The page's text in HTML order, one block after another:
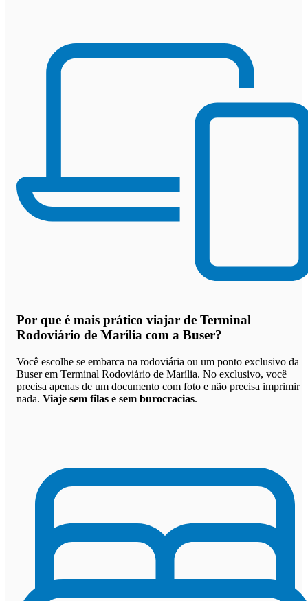
Por que é mais prático viajar de Terminal
Rodoviário de Marília com a Buser?
Você escolhe se embarca na rodoviária ou um ponto exclusivo da
Buser em Terminal Rodoviário de Marília. No exclusivo, você
precisa apenas de um documento com foto e não precisa imprimir
nada. Viaje sem filas e sem burocracias.